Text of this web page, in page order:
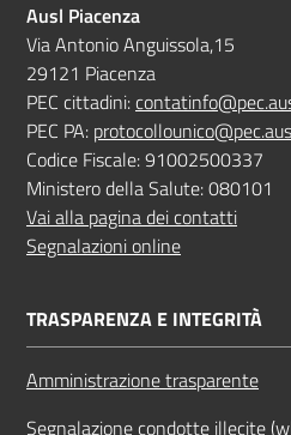
Ausl Piacenza
Via Antonio Anguissola,15
29121 Piacenza
PEC cittadini:
PEC PA:
Codice Fiscale: 91002500337
Ministero della Salute: 080101
Vai alla pagina dei contatti
Segnalazioni online
TRASPARENZA E INTEGRITÀ
Amministrazione trasparente
Segnalazione condotte illecite